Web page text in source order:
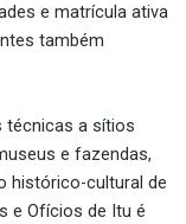
e matrícula ativa
também
técnicas a sítios
e fazendas,
histórico-cultural de
e Ofícios de Itu é